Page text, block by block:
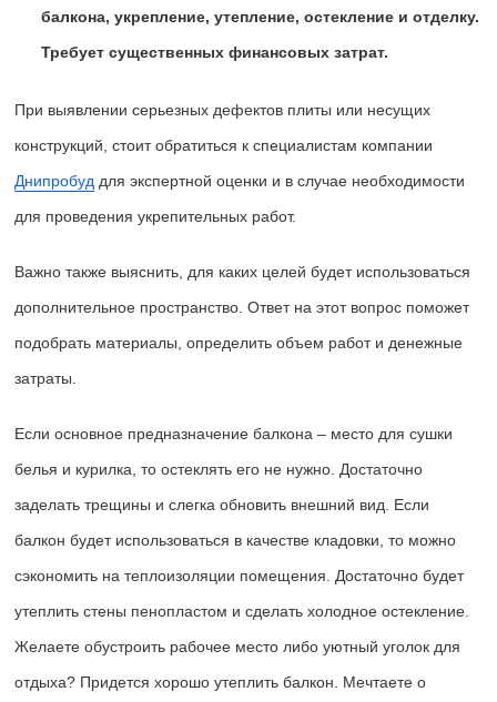
балкона, укрепление, утепление, остекление и отделку.
Требует существенных финансовых затрат.
При выявлении серьезных дефектов плиты или несущих
конструкций, стоит обратиться к специалистам компании
Днипробуд для экспертной оценки и в случае необходимости
для проведения укрепительных работ.
Важно также выяснить, для каких целей будет использоваться
дополнительное пространство. Ответ на этот вопрос поможет
подобрать материалы, определить объем работ и денежные
затраты.
Если основное предназначение балкона – место для сушки
белья и курилка, то остеклять его не нужно. Достаточно
заделать трещины и слегка обновить внешний вид. Если
балкон будет использоваться в качестве кладовки, то можно
сэкономить на теплоизоляции помещения. Достаточно будет
утеплить стены пенопластом и сделать холодное остекление.
Желаете обустроить рабочее место либо уютный уголок для
отдыха? Придется хорошо утеплить балкон. Мечтаете о